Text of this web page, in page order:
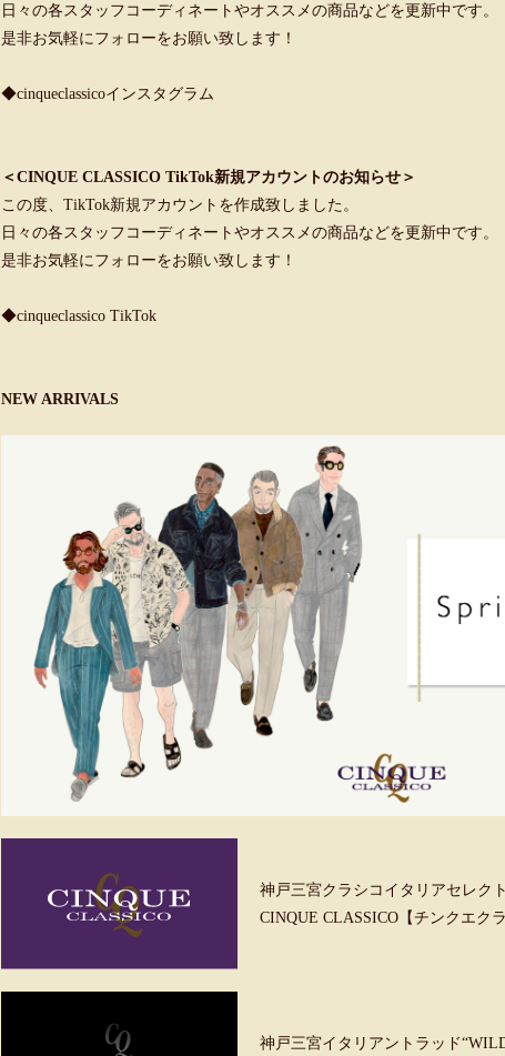
日々の各スタッフコーディネートやオススメの商品などを更新中です。
是非お気軽にフォローをお願い致します！
◆cinqueclassicoインスタグラム
＜CINQUE CLASSICO TikTok新規アカウントのお知らせ＞
この度、TikTok新規アカウントを作成致しました。
日々の各スタッフコーディネートやオススメの商品などを更新中です。
是非お気軽にフォローをお願い致します！
◆cinqueclassico TikTok
NEW ARRIVALS
神戸三宮クラシコイタリアセレク
CINQUE CLASSICO【チンクエクラ
神戸三宮イタリアントラッド